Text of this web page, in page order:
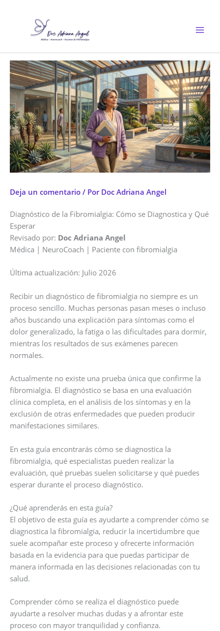
Deja un comentario / Por Doc Adriana Angel
Diagnóstico de la Fibromialgia: Cómo se Diagnostica y Qué
Esperar
Revisado por: Doc Adriana Angel
Médica | NeuroCoach | Paciente con fibromialgia
Última actualización: Julio 2026
Recibir un diagnóstico de fibromialgia no siempre es un
proceso sencillo. Muchas personas pasan meses o incluso
años buscando una explicación para síntomas como el
dolor generalizado, la fatiga o las dificultades para dormir,
mientras los resultados de sus exámenes parecen
normales.
Actualmente no existe una prueba única que confirme la
fibromialgia. El diagnóstico se basa en una evaluación
clínica completa, en el análisis de los síntomas y en la
exclusión de otras enfermedades que pueden producir
manifestaciones similares.
En esta guía encontrarás cómo se diagnostica la
fibromialgia, qué especialistas pueden realizar la
evaluación, qué pruebas suelen solicitarse y qué puedes
esperar durante el proceso diagnóstico.
¿Qué aprenderás en esta guía?
El objetivo de esta guía es ayudarte a comprender cómo se
diagnostica la fibromialgia, reducir la incertidumbre que
suele acompañar este proceso y ofrecerte información
basada en la evidencia para que puedas participar de
manera informada en las decisiones relacionadas con tu
salud.
Comprender cómo se realiza el diagnóstico puede
ayudarte a resolver muchas dudas y a afrontar este
proceso con mayor tranquilidad y confianza.